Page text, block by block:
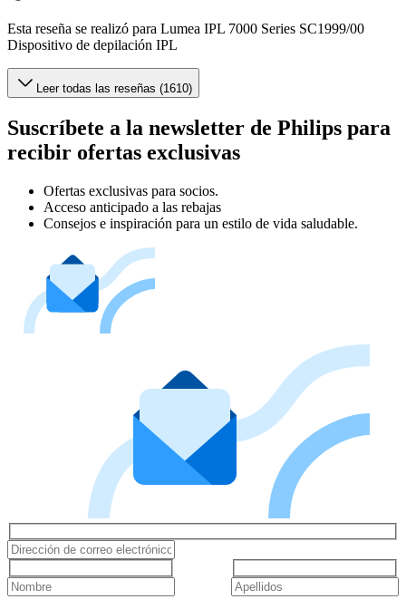
Esta reseña se realizó para Lumea IPL 7000 Series SC1999/00
Dispositivo de depilación IPL
Leer todas las reseñas (1610)
Suscríbete a la newsletter de Philips para
recibir ofertas exclusivas
Ofertas exclusivas para socios.
Acceso anticipado a las rebajas
Consejos e inspiración para un estilo de vida saludable.